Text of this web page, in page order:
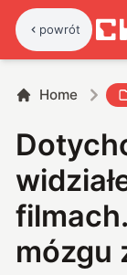
powrót
Home
mózgu